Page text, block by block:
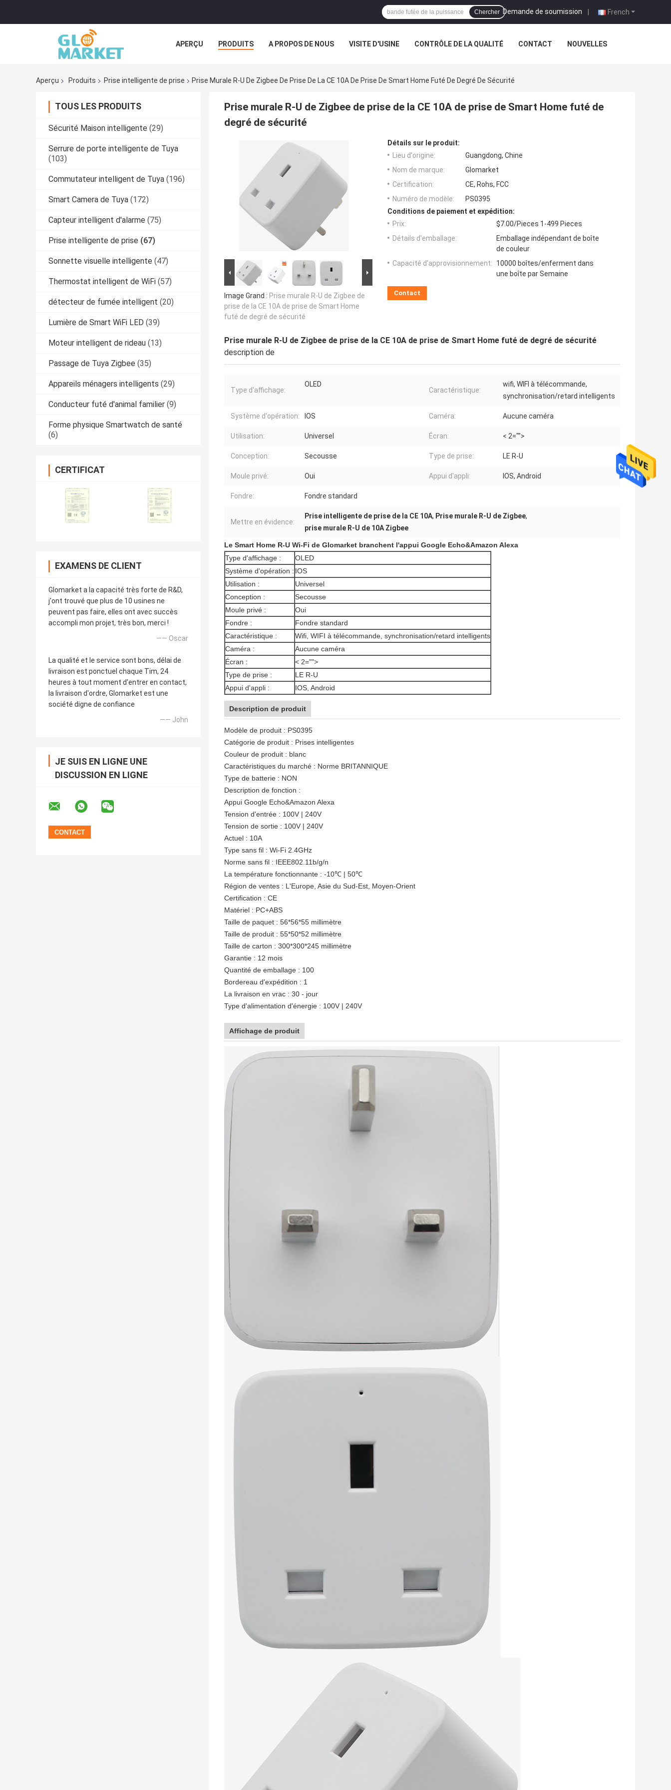
French
Demande de soumission |
Chercher
APERÇU PRODUITS A PROPOS DE NOUS VISITE D'USINE CONTRÔLE DE LA QUALITÉ CONTACT NOUVELLES
Aperçu
Produits Prise intelligente de prise Prise Murale R-U De Zigbee De Prise De La CE 10A De Prise De Smart Home Futé De Degré De Sécurité
TOUS LES PRODUITS
Sécurité Maison intelligente (29)
Serrure de porte intelligente de Tuya
(103)
Commutateur intelligent de Tuya (196)
Smart Camera de Tuya (172)
Capteur intelligent d'alarme (75)
Prise intelligente de prise (67)
Sonnette visuelle intelligente (47)
Thermostat intelligent de WiFi (57)
détecteur de fumée intelligent (20)
Lumière de Smart WiFi LED (39)
Moteur intelligent de rideau (13)
Passage de Tuya Zigbee (35)
Appareils ménagers intelligents (29)
Conducteur futé d'animal familier (9)
Forme physique Smartwatch de santé
(6)
CERTIFICAT
EXAMENS DE CLIENT
Glomarket a la capacité très forte de R&D,
j'ont trouvé que plus de 10 usines ne
peuvent pas faire, elles ont avec succès
accompli mon projet, très bon, merci !
—— Oscar
La qualité et le service sont bons, délai de
livraison est ponctuel chaque Tim, 24
heures à tout moment d'entrer en contact,
la livraison d'ordre, Glomarket est une
société digne de confiance
—— John
JE SUIS EN LIGNE UNE
DISCUSSION EN LIGNE
Prise murale R-U de Zigbee de prise de la CE 10A de prise de Smart Home futé de
degré de sécurité
Image Grand : Prise murale R-U de Zigbee de
prise de la CE 10A de prise de Smart Home
futé de degré de sécurité
Détails sur le produit:
Lieu d'origine:
Guangdong, Chine
Nom de marque:
Glomarket
Certification:
CE, Rohs, FCC
Numéro de modèle:
PS0395
Conditions de paiement et expédition:
Prix:
$7.00/Pieces 1-499 Pieces
Détails d'emballage:
Emballage indépendant de boîte
de couleur
Capacité d'approvisionnement:
10000 boîtes/enferment dans
une boîte par Semaine
Contact
Prise murale R-U de Zigbee de prise de la CE 10A de prise de Smart Home futé de degré de sécurité
description de
Type d'affichage:
OLED
Caractéristique:
wifi, WIFI à télécommande,
synchronisation/retard intelligents
Système d'opération: IOS Caméra: Aucune caméra
Utilisation: Universel Écran: < 2="">
Conception: Secousse Type de prise: LE R-U
Moule privé: Oui Appui d'appli: IOS, Android
Fondre: Fondre standard
Mettre en évidence:
Prise intelligente de prise de la CE 10A, Prise murale R-U de Zigbee,
prise murale R-U de 10A Zigbee
Le Smart Home R-U Wi-Fi de Glomarket branchent l'appui Google Echo&Amazon Alexa
Type d'affichage :
OLED
Système d'opération : IOS
Utilisation :
Universel
Conception :
Secousse
Moule privé :
Oui
Fondre :
Fondre standard
Caractéristique :
Wifi, WIFI à télécommande, synchronisation/retard intelligents
Caméra :
Aucune caméra
Écran :
< 2="">
Type de prise :
LE R-U
Appui d'appli :
IOS, Android
Description de produit
Modèle de produit : PS0395
Catégorie de produit : Prises intelligentes
Couleur de produit : blanc
Caractéristiques du marché : Norme BRITANNIQUE
Type de batterie : NON
Description de fonction :
Appui Google Echo&Amazon Alexa
Tension d'entrée : 100V | 240V
Tension de sortie : 100V | 240V
Actuel : 10A
Type sans fil : Wi-Fi 2.4GHz
Norme sans fil : IEEE802.11b/g/n
La température fonctionnante : -10℃ | 50℃
Région de ventes : L'Europe, Asie du Sud-Est, Moyen-Orient
Certification : CE
Matériel : PC+ABS
Taille de paquet : 56*56*55 millimètre
Taille de produit : 55*50*52 millimètre
Taille de carton : 300*300*245 millimètre
Garantie : 12 mois
Quantité de emballage : 100
Bordereau d'expédition : 1
La livraison en vrac : 30 - jour
Type d'alimentation d'énergie : 100V | 240V
Affichage de produit